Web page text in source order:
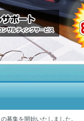
募集を開始いたしました。